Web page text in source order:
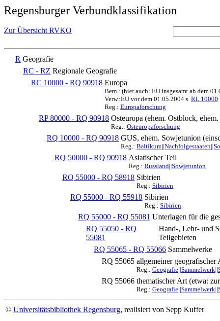
Regensburger Verbundklassifikation
Zur Übersicht RVKO
R Geografie
RC - RZ Regionale Geografie
RC 10000 - RQ 90918 Europa
Bem.: (hier auch: EU insgesamt ab dem
Verw.:EU vor dem 01.05.2004 s. RL 10000
Reg.: Europaforschung
RP 80000 - RQ 90918 Osteuropa (ehem. Ostblock,
Reg.: Osteuropaforschung
RQ 10000 - RQ 90918 GUS, ehem. Sowjetunion
Reg.:
RQ 50000 - RQ 90918 Asiatischer Teil
Reg.: Russland||Sowjetunion
RQ 55000 - RQ 58918 Sibirien
Reg.: Sibirien
RQ 55000 - RQ 55918 Sibirien
Reg.: Sibirien
RQ 55000 - RQ 55081 Unterlagen für die
RQ 55050 - RQ
55081
Hand-, Lehr- und
Teilgebieten
RQ 55065 - RQ 55066 Sammelwerke
RQ 55065 allgemeiner geografischer
Reg.:
RQ 55066 thematischer Art (etwa:
Reg.:
© Universitätsbibliothek Regensburg, realisiert von Sepp Kuffer